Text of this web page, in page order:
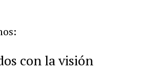
con la visión